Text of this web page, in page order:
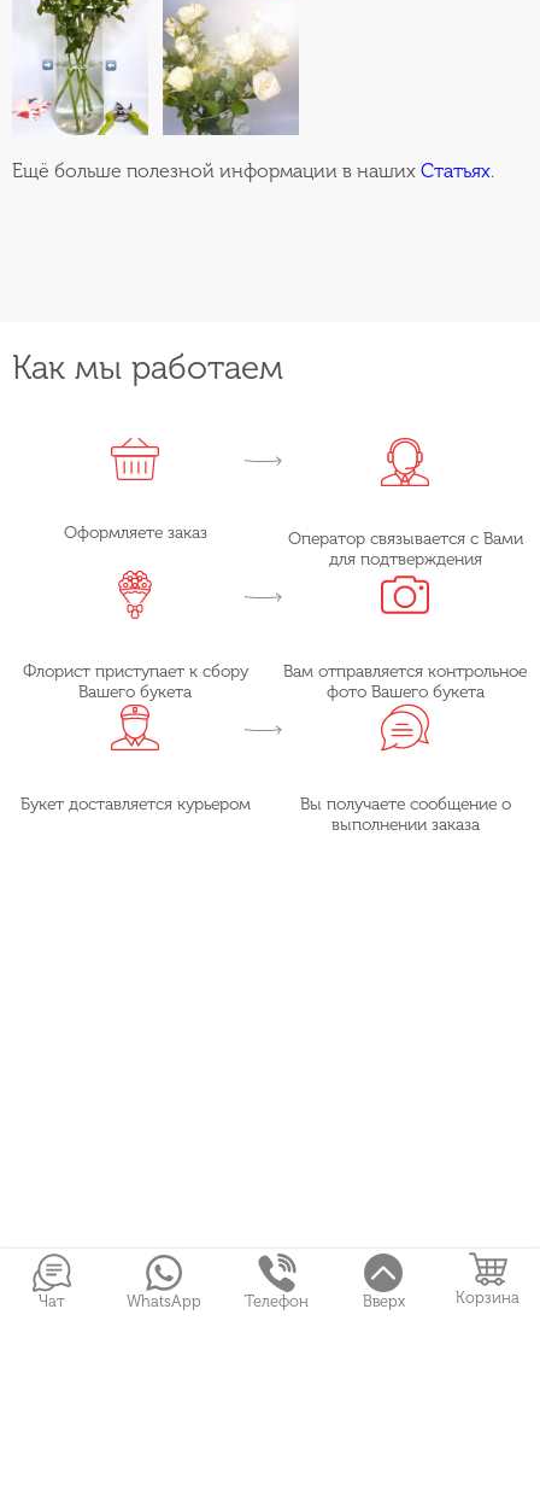
Ещё больше полезной информации в наших Статьях.
Как мы работаем
Оформляете заказ
Оператор связывается с Вами
для подтверждения
Флорист приступает к сбору
Вашего букета
Вам отправляется контрольное
фото Вашего букета
Букет доставляется курьером
Вы получаете сообщение о
выполнении заказа
Чат WhatsApp Телефон Вверх Корзина